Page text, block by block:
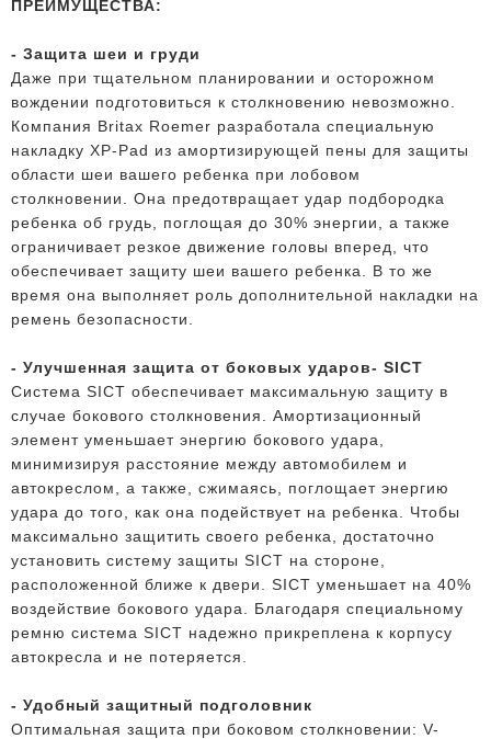
ПРЕИМУЩЕСТВА:
- Защита шеи и груди
Даже при тщательном планировании и осторожном
вождении подготовиться к столкновению невозможно.
Компания Britax Roemer разработала специальную
накладку XP-Pad из амортизирующей пены для защиты
области шеи вашего ребенка при лобовом
столкновении. Она предотвращает удар подбородка
ребенка об грудь, поглощая до 30% энергии, а также
ограничивает резкое движение головы вперед, что
обеспечивает защиту шеи вашего ребенка. В то же
время она выполняет роль дополнительной накладки на
ремень безопасности.
- Улучшенная защита от боковых ударов- SICT
Система SICT обеспечивает максимальную защиту в
случае бокового столкновения. Амортизационный
элемент уменьшает энергию бокового удара,
минимизируя расстояние между автомобилем и
автокреслом, а также, сжимаясь, поглощает энергию
удара до того, как она подействует на ребенка. Чтобы
максимально защитить своего ребенка, достаточно
установить систему защиты SICT на стороне,
расположенной ближе к двери. SICT уменьшает на 40%
воздействие бокового удара. Благодаря специальному
ремню система SICT надежно прикреплена к корпусу
автокресла и не потеряется.
- Удобный защитный подголовник
Оптимальная защита при боковом столкновении: V-